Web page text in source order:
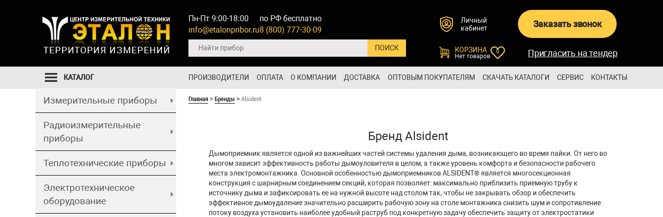
Пн-Пт 9:00-18:00
info@etalonpribor.ru
по РФ бесплатно
8 (800) 777-30-09
Личный
кабинет
Заказать звонок
КОРЗИНА
Нет товаров
0 Пригласить на тендер
ПРОИЗВОДИТЕЛИ ОПЛАТА О КОМПАНИИ ДОСТАВКА ОПТОВЫМ ПОКУПАТЕЛЯМ СКАЧАТЬ КАТАЛОГИ СЕРВИС КОНТАКТЫ
КАТАЛОГ
Измерительные приборы
Радиоизмерительные
приборы
Теплотехнические приборы
Электротехническое
оборудование
Главная >Бренды >Alsident
Бренд Alsident
Дымоприемник является одной из важнейших частей системы удаления дыма, возникающего во время пайки. От него во
многом зависит эффективность работы дымоуловителя в целом, а также уровень комфорта и безопасности рабочего
места электромонтажника. Основной особенностью дымоприемников ALSIDENT® является многосекционная
конструкция с шарнирным соединением секций, которая позволяет: максимально приблизить приемную трубу к
источнику дыма и зафиксировать ее на нужной высоте над столом так, чтобы не закрывать обзор и обеспечить
эффективное дымоудаление значительно расширить рабочую зону на столе монтажника снизить шум и сопротивление
потоку воздуха установить наиболее удобный раструб под конкретную задачу обеспечить защиту от электростатики